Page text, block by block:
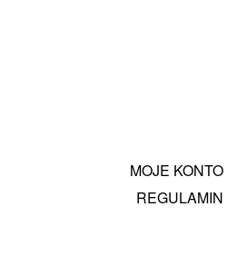
MOJE KONTO
REGULAMIN